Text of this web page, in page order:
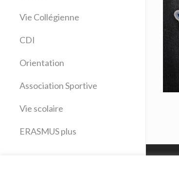
Education musicale
Espagnol
Français
Latin
Sciences physiques
Technologie
Vie Collégienne
CDI
Orientation
Association Sportive
Vie scolaire
ERASMUS plus